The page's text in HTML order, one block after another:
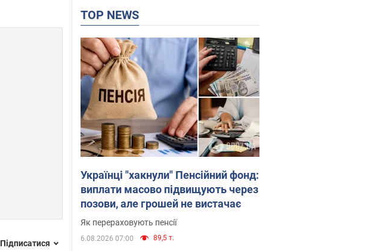
Підписатися
TOP NEWS
Українці "хакнули" Пенсійний фонд:
виплати масово підвищують через
позови, але грошей не вистачає
Як перераховують пенсії
6.08.2026 07:00 89,5 т.